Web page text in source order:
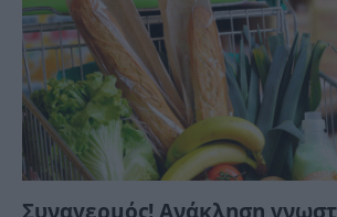
Συναγερμός! Ανάκληση